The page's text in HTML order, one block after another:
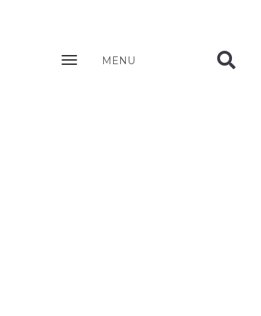
Zobrazit
MENU